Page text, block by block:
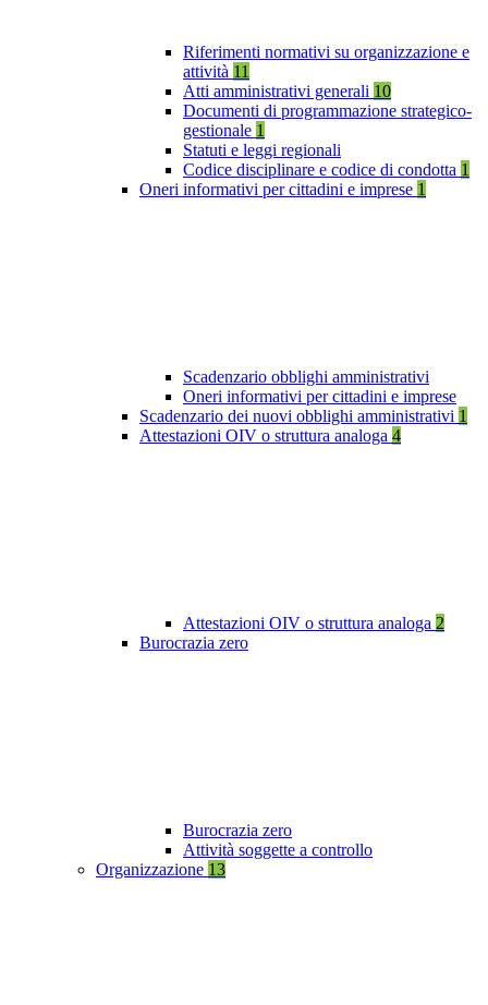
Riferimenti normativi su organizzazione e
attività 11
Atti amministrativi generali 10
Documenti di programmazione strategico-
gestionale 1
Statuti e leggi regionali
Codice disciplinare e codice di condotta 1
Oneri informativi per cittadini e imprese 1
Scadenzario obblighi amministrativi
Oneri informativi per cittadini e imprese
Scadenzario dei nuovi obblighi amministrativi 1
Attestazioni OIV o struttura analoga 4
Attestazioni OIV o struttura analoga 2
Burocrazia zero
Burocrazia zero
Attività soggette a controllo
Organizzazione 13